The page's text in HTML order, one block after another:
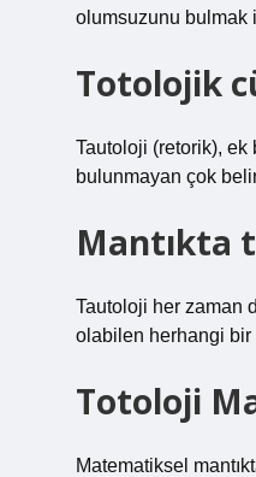
olumsuzunu bulmak
Totolojik
Tautoloji (retorik), ek
bulunmayan çok
Mantıkta
Tautoloji her zaman
olabilen herhangi bir
Totoloji
Matematiksel